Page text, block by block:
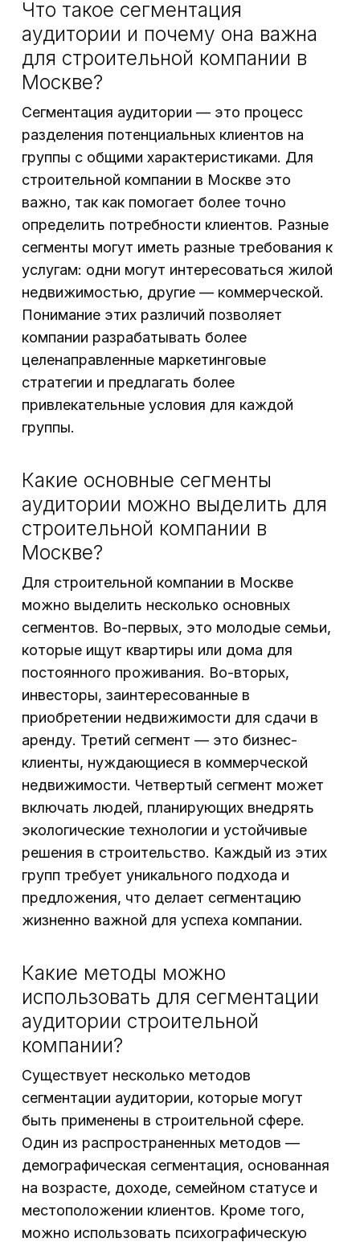
Что такое сегментация
аудитории и почему она важна
для строительной компании в
Москве?
Сегментация аудитории — это процесс
разделения потенциальных клиентов на
группы с общими характеристиками. Для
строительной компании в Москве это
важно, так как помогает более точно
определить потребности клиентов. Разные
сегменты могут иметь разные требования к
услугам: одни могут интересоваться жилой
недвижимостью, другие — коммерческой.
Понимание этих различий позволяет
компании разрабатывать более
целенаправленные маркетинговые
стратегии и предлагать более
привлекательные условия для каждой
группы.
Какие основные сегменты
аудитории можно выделить для
строительной компании в
Москве?
Для строительной компании в Москве
можно выделить несколько основных
сегментов. Во-первых, это молодые семьи,
которые ищут квартиры или дома для
постоянного проживания. Во-вторых,
инвесторы, заинтересованные в
приобретении недвижимости для сдачи в
аренду. Третий сегмент — это бизнес-
клиенты, нуждающиеся в коммерческой
недвижимости. Четвертый сегмент может
включать людей, планирующих внедрять
экологические технологии и устойчивые
решения в строительство. Каждый из этих
групп требует уникального подхода и
предложения, что делает сегментацию
жизненно важной для успеха компании.
Какие методы можно
использовать для сегментации
аудитории строительной
компании?
Существует несколько методов
сегментации аудитории, которые могут
быть применены в строительной сфере.
Один из распространенных методов —
демографическая сегментация, основанная
на возрасте, доходе, семейном статусе и
местоположении клиентов. Кроме того,
можно использовать психографическую